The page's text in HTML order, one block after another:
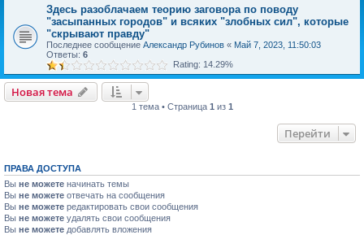
Здесь разоблачаем теорию заговора по поводу
"засыпанных городов" и всяких "злобных сил", которые
"скрывают правду"
Последнее сообщение Александр Рубинов « Май 7, 2023, 11:50:03
Ответы: 6
Rating: 14.29%
Новая тема
1 тема • Страница 1 из 1
Перейти
ПРАВА ДОСТУПА
Вы не можете начинать темы
Вы не можете отвечать на сообщения
Вы не можете редактировать свои сообщения
Вы не можете удалять свои сообщения
Вы не можете добавлять вложения